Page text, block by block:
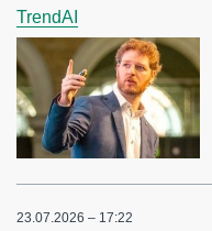
TrendAI
23.07.2026 – 17:22